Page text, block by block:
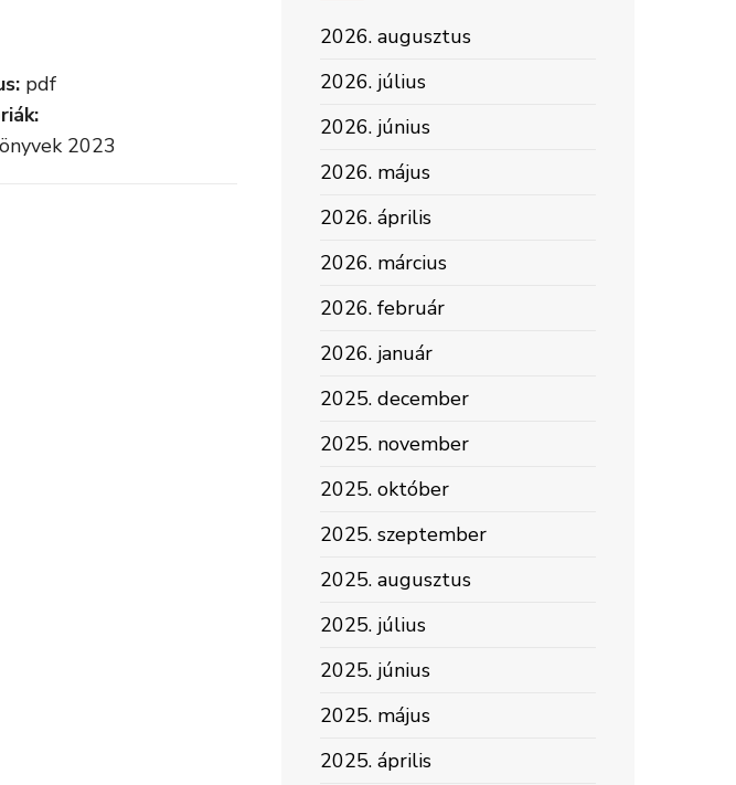
pdf
2023
2026. augusztus
2026. július
2026. június
2026. május
2026. április
2026. március
2026. február
2026. január
2025. december
2025. november
2025. október
2025. szeptember
2025. augusztus
2025. július
2025. június
2025. május
2025. április